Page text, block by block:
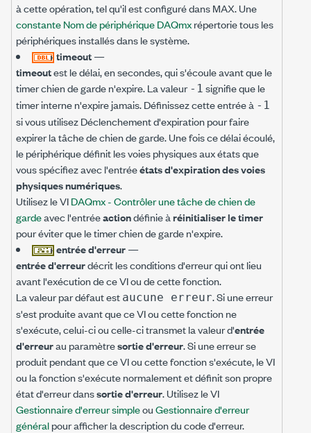
à cette opération, tel qu'il est configuré dans MAX. Une
constante Nom de périphérique DAQmxrépertorie tous les
périphériques installés dans le système.
timeout—
timeoutest le délai, en secondes, qui s'écoule avant que le
timer chien de garde n'expire. La valeur -1 signifie que le
timer interne n'expire jamais. Définissez cette entrée à -1
si vous utilisez Déclenchement d'expiration pour faire
expirer la tâche de chien de garde. Une fois ce délai écoulé,
le périphérique définit les voies physiques aux états que
vous spécifiez avec l'entréeétats d'expiration des voies
physiques numériques.
Utilisez le VIDAQmx - Contrôler une tâche de chien de
gardeavec l'entréeactiondéfinie àréinitialiser le timer
pour éviter que le timer chien de garde n'expire.
entrée d'erreur—
entrée d'erreurdécrit les conditions d'erreur qui ont lieu
avant l'exécution de ce VI ou de cette fonction.
La valeur par défaut est aucune erreur. Si une erreur
s'est produite avant que ce VI ou cette fonction ne
s'exécute, celui-ci ou celle-ci transmet la valeur d'entrée
d'erreurau paramètresortie d'erreur. Si une erreur se
produit pendant que ce VI ou cette fonction s'exécute, le VI
ou la fonction s'exécute normalement et définit son propre
état d'erreur danssortie d'erreur. Utilisez le VI
Gestionnaire d'erreur simpleouGestionnaire d'erreur
généralpour afficher la description du code d'erreur.